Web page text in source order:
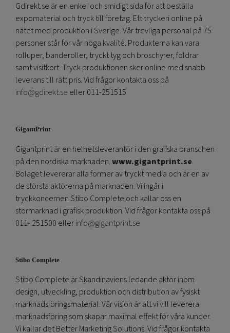
Gdirekt.se är en enkel och smidigt sida för att beställa
expomaterial och tryck till företag. Ett tryckeri online på
nätet med produktion i Sverige. Vår trevliga personal på 75
personer står för vår höga kvalité. Produkterna kan vara
rolluper, banderoller, tryckt tyg och broschyrer, foldrar
samt visitkort. Tryck produktionen sker online med snabb
leverans till rätt pris. Vid frågor kontakta oss på
info@gdirekt.se eller 011-251515
GigantPrint
Gigantprint är en helhetsleverantör i den grafiska branschen
på den nordiska marknaden.www.gigantprint.se.
Bolaget levererar alla former av tryckt media och är en av
de största aktörerna på marknaden. Vi ingår i
tryckkoncernen Stibo Complete och kallar oss en
stormarknad i grafisk produktion. Vid frågor kontakta oss på
011- 251500 ellerinfo@gigantprint.se
Stibo Complete
Stibo Complete är Skandinaviens ledande aktör inom
design, utveckling, produktion och distribution av fysiskt
marknadsföringsmaterial. Vår vision är att vi vill leverera
marknadsföring som skapar maximal effekt för våra kunder.
Vi kallar det Better Marketing Solutions. Vid frågor kontakta